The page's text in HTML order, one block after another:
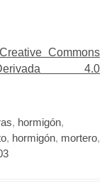
Commons
4.0
, hormigón,
, hormigón, mortero,